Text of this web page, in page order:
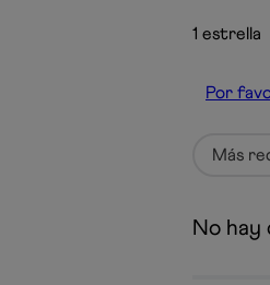
1 estrella
Por
Más
No hay